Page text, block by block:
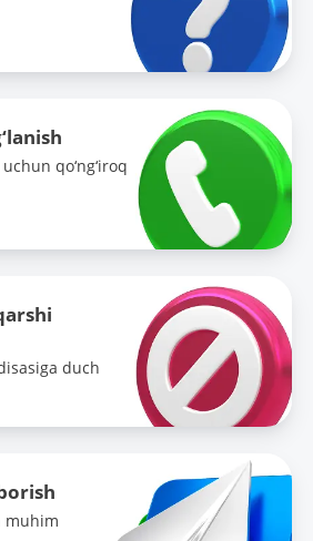
qo‘ng‘iroq
duch
muhim